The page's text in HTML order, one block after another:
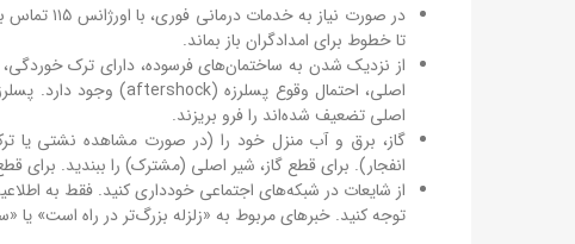
در صورت
تا خطوط برای امدادگران باز بماند.
اصلی تضعیف شده‌اند را فرو بریزند.
گاز، برق و آب منزل خود را (در صورت مشاهده نشتی یا
انفجار). برای قطع گاز، شیر اصلی (مشترک) را ببندید. برای
از شایعات در شبکه‌های اجتماعی خودداری کنید. فقط به
توجه کنید. خبرهای مربوط به «زلزله بزرگ‌تر در راه است» یا